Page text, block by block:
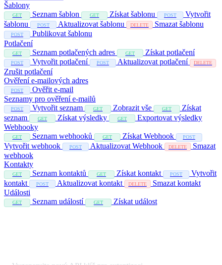
Šablony
GET Seznam šablon GET Získat šablonu POST
Vytvořit
šablonu
POST Aktualizovat šablonu DELETE Smazat šablonu
POST
Publikovat šablonu
Potlačení
GET Seznam potlačených adres GET Získat potlačení
POST Vytvořit potlačení POST Aktualizovat potlačení DELETE
Zrušit potlačení
Ověření e-mailových adres
POST
Ověřit e-mail
Seznamy pro ověření e-mailů
POST Vytvořit seznam GET Zobrazit vše GET
Získat
seznam
GET Získat výsledky GET
Exportovat výsledky
Webhooky
GET Seznam webhooků GET Získat Webhook POST
Vytvořit webhook POST Aktualizovat Webhook DELETE
Smazat
webhook
Kontakty
GET Seznam kontaktů GET Získat kontakt POST
Vytvořit
kontakt
POST Aktualizovat kontakt DELETE
Smazat kontakt
Události
GET Seznam událostí GET Získat událost